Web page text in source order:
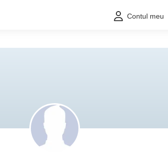
Contul meu